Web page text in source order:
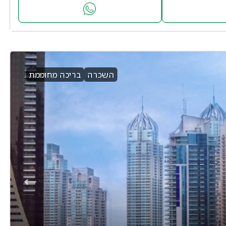
השכרה בריכה מחוממת